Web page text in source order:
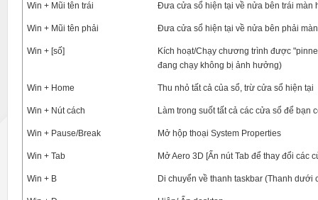
Win + Mũi tên trái Đưa cửa sổ hiện tại về nửa bên trái màn
Win + Mũi tên phải Đưa cửa sổ hiện tại về nửa bên phải
Win + [số]
Kích hoạt/Chạy chương trình được
đang chạy không bị ảnh hưởng)
Win + Home Thu nhỏ tất cả của sổ, trừ cửa sổ hiện tại
Win + Nút cách Làm trong suốt tất cả các cửa sổ để bạn
Win + Pause/Break Mở hộp thoại System Properties
Win + Tab Mở Aero 3D [Ấn nút Tab để thay đổi các
Win + B Di chuyển về thanh taskbar (Thanh dưới